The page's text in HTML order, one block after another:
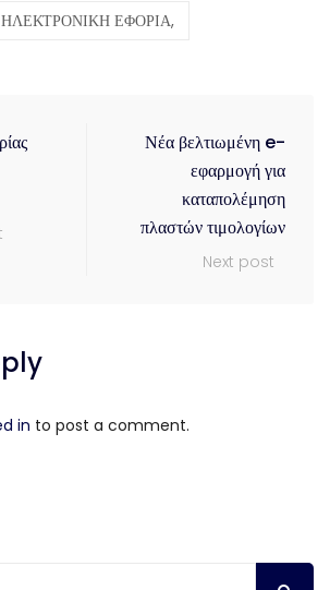
ΗΛΕΚΤΡΟΝΙΚΗ ΕΦΟΡΙΑ,
Νέα βελτιωμένη e-
εφαρμογή για
καταπολέμηση
πλαστών τιμολογίων
Next post
in to post a comment.